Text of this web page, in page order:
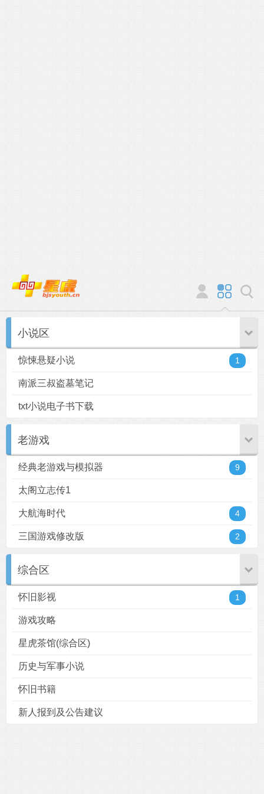
小说区
1
惊悚悬疑小说
南派三叔盗墓笔记
txt小说电子书下载
老游戏
9
经典老游戏与模拟器
太阁立志传1
4
大航海时代
2
三国游戏修改版
综合区
1
怀旧影视
游戏攻略
星虎茶馆(综合区)
历史与军事小说
怀旧书籍
新人报到及公告建议